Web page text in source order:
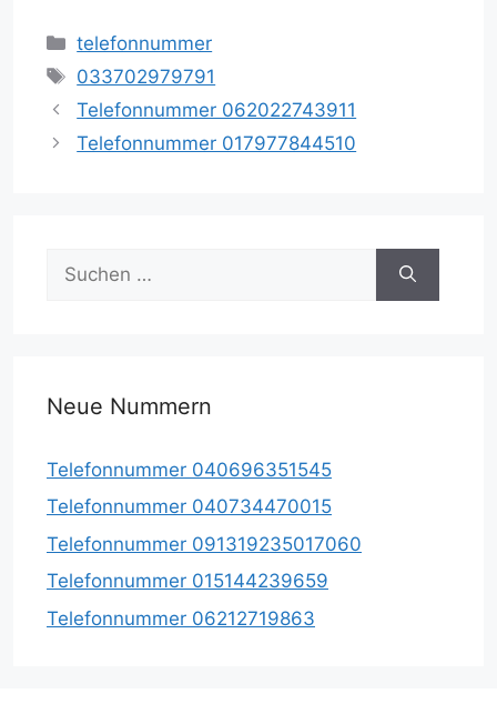
Kategorien
telefonnummer
Schlagwörter
033702979791
Telefonnummer 062022743911
Telefonnummer 017977844510
nach:
Neue Nummern
Telefonnummer 040696351545
Telefonnummer 040734470015
Telefonnummer 091319235017060
Telefonnummer 015144239659
Telefonnummer 06212719863